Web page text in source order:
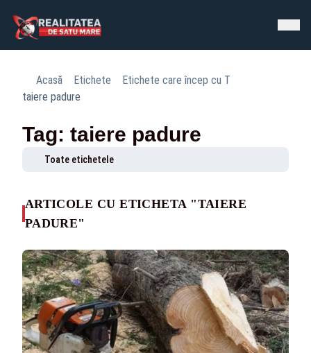
Acasă Etichete
Etichete care încep cu T
taiere padure
Tag: taiere padure
Toate etichetele
ARTICOLE CU ETICHETA "TAIERE
PADURE"